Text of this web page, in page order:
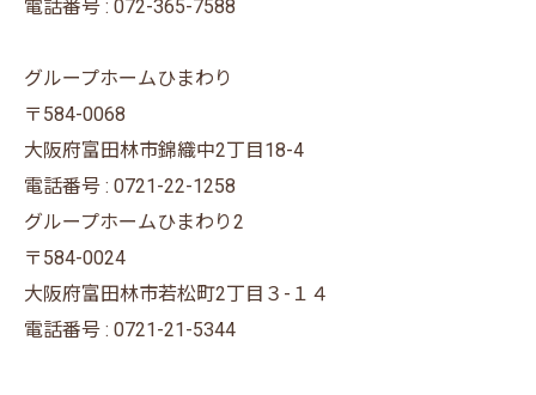
電話番号 : 072-365-7588
グループホームひまわり
〒584-0068
大阪府富田林市錦織中2丁目18-4
電話番号 : 0721-22-1258
グループホームひまわり2
〒584-0024
大阪府富田林市若松町2丁目３-１４
電話番号 : 0721-21-5344